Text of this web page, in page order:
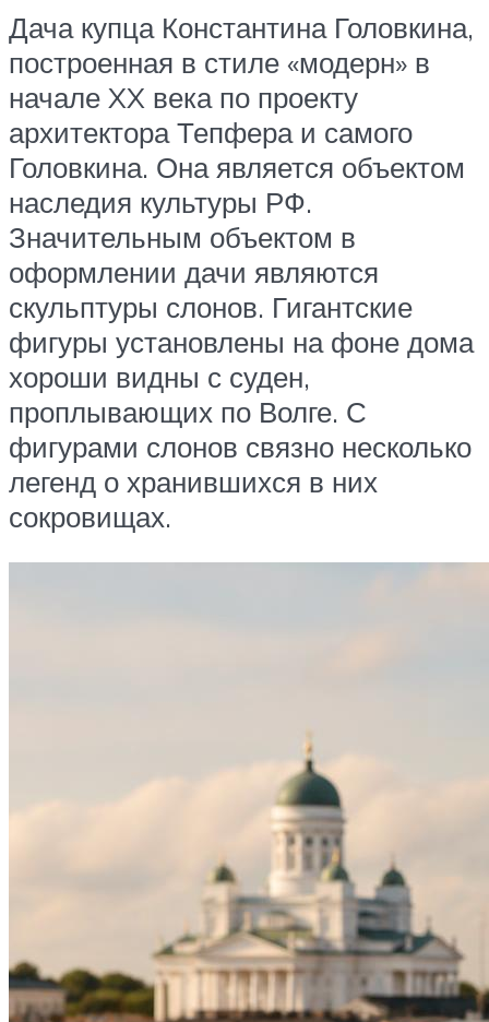
Дача купца Константина Головкина,
построенная в стиле «модерн» в
начале XX века по проекту
архитектора Тепфера и самого
Головкина. Она является объектом
наследия культуры РФ.
Значительным объектом в
оформлении дачи являются
скульптуры слонов. Гигантские
фигуры установлены на фоне дома
хороши видны с суден,
проплывающих по Волге. С
фигурами слонов связно несколько
легенд о хранившихся в них
сокровищах.